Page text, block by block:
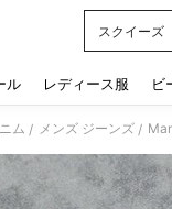
スクイーズ
ル レディース服 ビ
ム / メンズ ジーンズ /